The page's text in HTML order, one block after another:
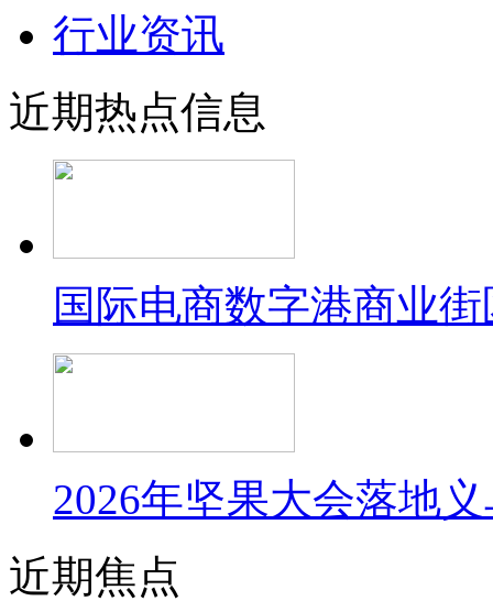
行业资讯
近期热点信息
国际电商数字港商业
2026年坚果大会落地
近期焦点